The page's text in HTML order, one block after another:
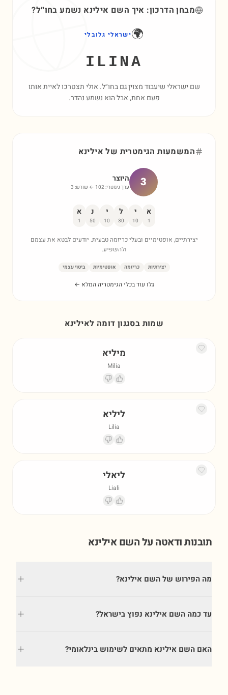
מבחן הדרכון: איך השם אילינא נשמע בחו״ל?
🌍ישראלי גלובלי
ILINA
שם ישראלי שיעבוד מצוין גם בחו״ל. אולי תצטרכו לאיית אותו
פעם אחת, אבל הוא נשמע נהדר.
המשמעות הגימטרית של אילינא
3 היוצר
ערך גימטרי:102 ← שורש: 3
א
1
י
10
ל
30
י
10
נ
50
א
1
יצירתיים, אופטימיים ובעלי כריזמה טבעית. יודעים לבטא את עצמם
ולהשפיע.
יצירתיות כריזמה אופטימיות ביטוי עצמי
גלו עוד בכלי הגימטריה המלא ←
שמות בסגנון דומה לאילינא
מיליא
Milia
ליליא
Lilia
ליאלי
Liali
תובנות ודאטה על השםאילינא
מה הפירוש של השם אילינא?
עד כמה השם אילינא נפוץ בישראל?
האם השם אילינא מתאים לשימוש בינלאומי?